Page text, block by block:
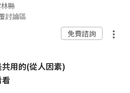
縣
討論區
免費諮詢
用的(從人因素)